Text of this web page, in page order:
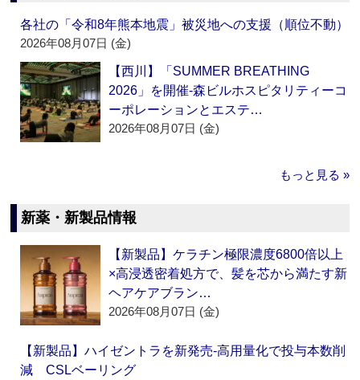
各社の「令和8年熊本地震」被災地への支援（順位不動）
2026年08月07日 (金)
【西川】「SUMMER BREATHING
2026」を開催‐森ビルホスピタリティーコ
ーポレーションとエステ…
2026年08月07日 (金)
もっと見る »
新薬・新製品情報
【新製品】ケラチン極限濃度6800倍以上
×高浸透密着処方で、髪を芯から満たす新
ヘアケアブラン…
2026年08月07日 (金)
【新製品】ハイゼントラを新発売‐高用量化で投与本数削
減 CSLベーリング